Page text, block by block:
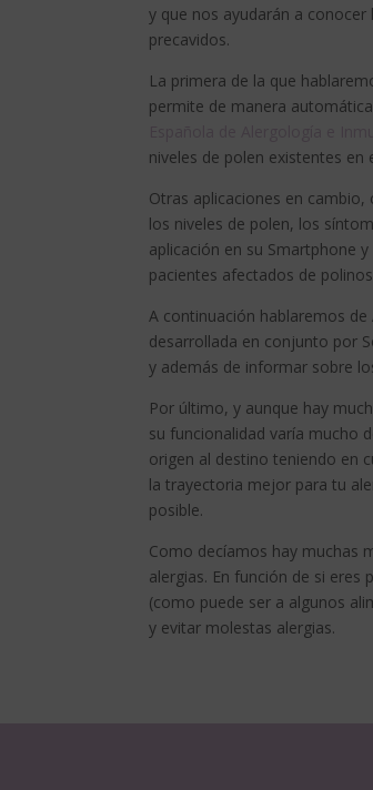
y que nos ayudarán a
precavidos.
La primera de la que
permite de manera
niveles de polen existentes
Otras aplicaciones en cambio,
los niveles de polen, los
aplicación en su Smartphone
pacientes afectados de
A continuación hablaremos de
desarrollada en conjunto por
y además de informar sobre
Por último, y aunque hay
su funcionalidad varía mucho
origen al destino teniendo en
la trayectoria mejor para tu
posible.
Como decíamos hay muchas
alergias. En función de si
(como puede ser a algunos
y evitar molestas alergias.